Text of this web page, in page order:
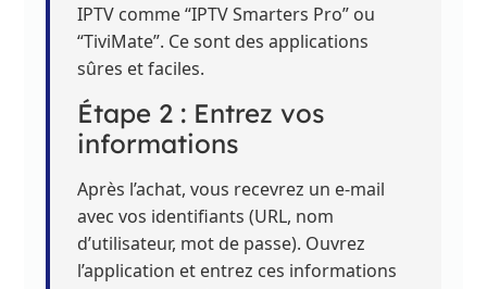
IPTV comme “IPTV Smarters Pro” ou
“TiviMate”. Ce sont des applications
sûres et faciles.
Étape 2 : Entrez vos
informations
Après l’achat, vous recevrez un e-mail
avec vos identifiants (URL, nom
d’utilisateur, mot de passe). Ouvrez
l’application et entrez ces informations